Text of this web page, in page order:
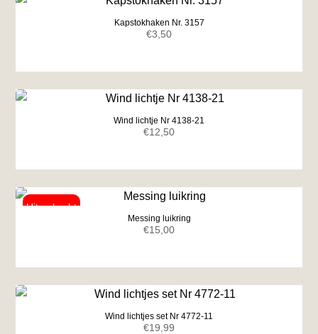
Kapstokhaken Nr. 3157
€3,50
Wind lichtje Nr 4138-21
€12,50
Messing luikring
€15,00
Wind lichtjes set Nr 4772-11
€19,99